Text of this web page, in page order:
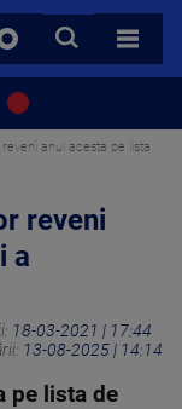
CAUTA
TOATE
anul acesta pe lista
reveni
a
18-03-2021 | 17:44
13-08-2025 | 14:14
pe lista de